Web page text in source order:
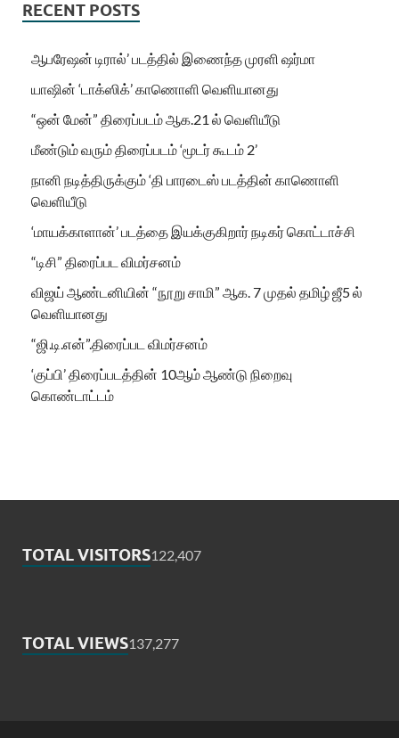
RECENT POSTS
ஆபரேஷன் டிரால்’ படத்தில் இணைந்த முரளி ஷர்மா
யாஷின் ‘டாக்ஸிக்’ காணொளி வெளியானது
“ஒன் மேன்” திரைப்படம் ஆக.21 ல் வெளியீடு
மீண்டும் வரும் திரைப்படம் ‘மூடர் கூடம் 2’
நானி நடித்திருக்கும் ‘தி பாரடைஸ் படத்தின் காணொளி
வெளியீடு
‘மாயக்காளான்’ படத்தை இயக்குகிறார் நடிகர் கொட்டாச்சி
“டிசி” திரைப்பட விமர்சனம்
விஜய் ஆண்டனியின் “நூறு சாமி” ஆக. 7 முதல் தமிழ் ஜீ5 ல்
வெளியானது
“ஜி.டி.என்”.திரைப்பட விமர்சனம்
‘குப்பி’ திரைப்படத்தின் 10ஆம் ஆண்டு நிறைவு
கொண்டாட்டம்
TOTAL VISITORS122,407
TOTAL VIEWS137,277